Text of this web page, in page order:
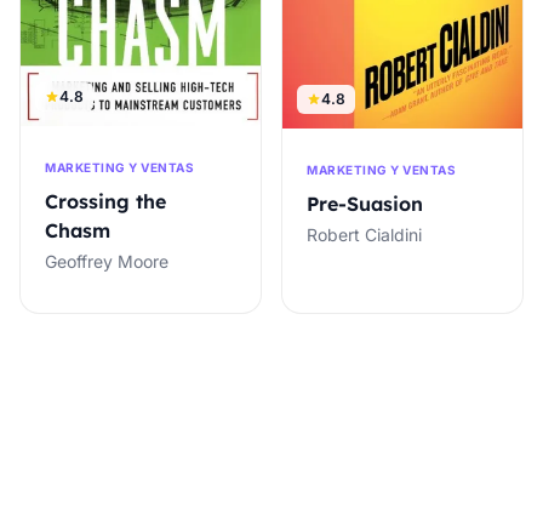
4.8
MARKETING Y VENTAS
Crossing the
Chasm
Geoffrey Moore
4.8
MARKETING Y VENTAS
Pre-Suasion
Robert Cialdini